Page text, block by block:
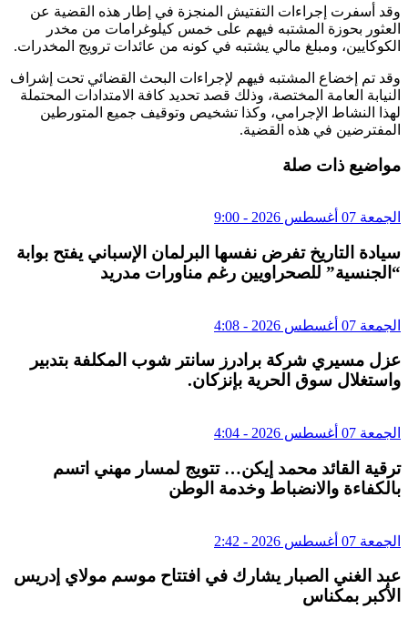
وقد أسفرت إجراءات التفتيش المنجزة في إطار هذه القضية عن
العثور بحوزة المشتبه فيهم على خمس كيلوغرامات من مخدر
الكوكايين، ومبلغ مالي يشتبه في كونه من عائدات ترويج المخدرات.
وقد تم إخضاع المشتبه فيهم لإجراءات البحث القضائي تحت إشراف
النيابة العامة المختصة، وذلك قصد تحديد كافة الامتدادات المحتملة
لهذا النشاط الإجرامي، وكذا تشخيص وتوقيف جميع المتورطين
المفترضين في هذه القضية.
مواضيع ذات صلة
الجمعة 07 أغسطس 2026 - 9:00
سيادة التاريخ تفرض نفسها البرلمان الإسباني يفتح بوابة
“الجنسية” للصحراويين رغم مناورات مدريد
الجمعة 07 أغسطس 2026 - 4:08
عزل مسيري شركة برادرز سانتر شوب المكلفة بتدبير
واستغلال سوق الحرية بإنزكان.
الجمعة 07 أغسطس 2026 - 4:04
ترقية القائد محمد إيكن… تتويج لمسار مهني اتسم
بالكفاءة والانضباط وخدمة الوطن
الجمعة 07 أغسطس 2026 - 2:42
عبد الغني الصبار يشارك في افتتاح موسم مولاي إدريس
الأكبر بمكناس